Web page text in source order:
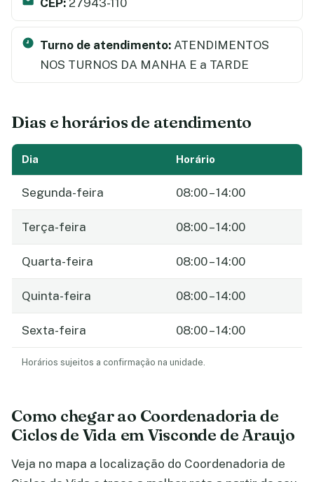
Turno de atendimento: ATENDIMENTOS
NOS TURNOS DA MANHA E a TARDE
Dias e horários de atendimento
Dia Horário
Segunda-feira 08:00 – 14:00
Terça-feira 08:00 – 14:00
Quarta-feira 08:00 – 14:00
Quinta-feira 08:00 – 14:00
Sexta-feira 08:00 – 14:00
Horários sujeitos a confirmação na unidade.
Como chegar ao Coordenadoria de
Ciclos de Vida em Visconde de Araujo
Veja no mapa a localização do Coordenadoria de